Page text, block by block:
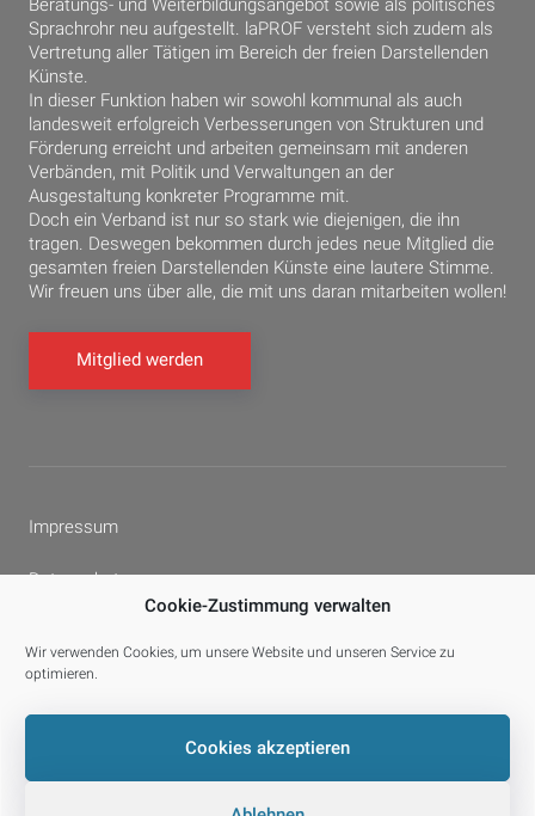
Cookie-Zustimmung verwalten
Wir verwenden Cookies, um unsere Website und unseren Service zu
optimieren.
Cookies akzeptieren
Beratungs- und Weiterbildungsangebot sowie als politisches
Sprachrohr neu aufgestellt. laPROF versteht sich zudem als
Vertretung aller Tätigen im Bereich der freien Darstellenden
Künste.
In dieser Funktion haben wir sowohl kommunal als auch
landesweit erfolgreich Verbesserungen von Strukturen und
Förderung erreicht und arbeiten gemeinsam mit anderen
Verbänden, mit Politik und Verwaltungen an der
Ausgestaltung konkreter Programme mit.
Doch ein Verband ist nur so stark wie diejenigen, die ihn
tragen. Deswegen bekommen durch jedes neue Mitglied die
gesamten freien Darstellenden Künste eine lautere Stimme.
Wir freuen uns über alle, die mit uns daran mitarbeiten wollen!
Mitglied werden
Impressum
Datenschutz